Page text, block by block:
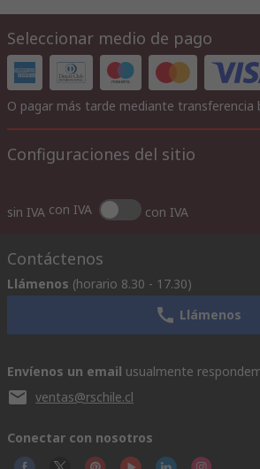
Seleccionar medio de pago
O pagar más tarde mediante transferencia
Configuraciones del sitio
sin IVA con IVA con IVA
Contáctenos
Llámenos (horario 8.30 - 17.30)
Llámenos
Envíenos un email usualmente
ventas@rschile.cl
Conectar con nosotros